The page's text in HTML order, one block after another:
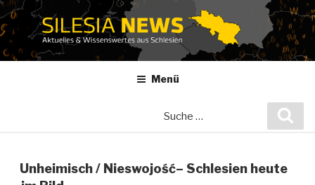
Zum
Inhalt
springen
Menü
Unheimisch / Nieswojość– Schlesien heute